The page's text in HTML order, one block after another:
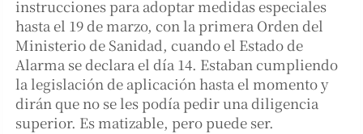
instrucciones para adoptar medidas especiales
hasta el 19 de marzo, con la primera Orden del
Ministerio de Sanidad, cuando el Estado de
Alarma se declara el día 14. Estaban cumpliendo
la legislación de aplicación hasta el momento y
dirán que no se les podía pedir una diligencia
superior. Es matizable, pero puede ser.